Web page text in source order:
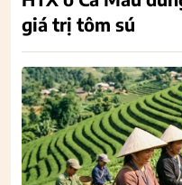
giá trị tôm sú